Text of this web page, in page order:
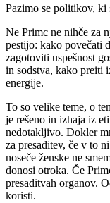
Pazimo se politikov, ki
Ne Primc ne nihče za
pestijo: kako povečati
zagotoviti uspešnost
in sodstva, kako preiti
energije.
To so velike teme, o
je rešeno in izhaja iz
nedotakljivo. Dokler
za presaditev, če v to
noseče ženske ne
donosi otroka. Če
presaditvah organov.
koristi.